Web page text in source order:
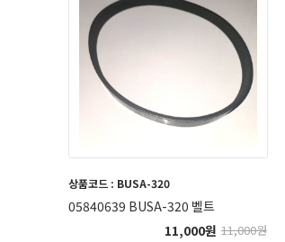
상품코드 : BUSA-320
05840639 BUSA-320 벨트
11,000원 11,000원